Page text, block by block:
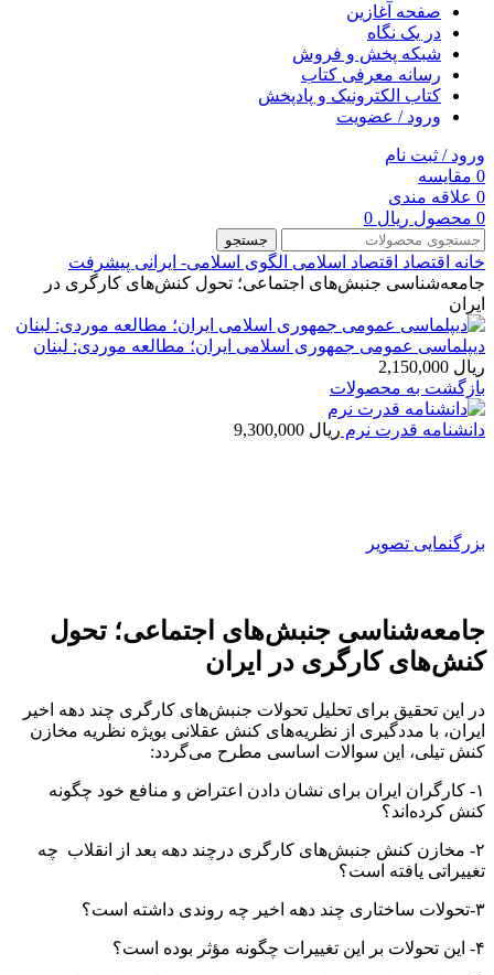
صفحه آغازین
در یک نگاه
شبکه پخش و فروش
رسانه معرفی کتاب
کتاب الکترونیک و پادپخش
ورود / عضویت
ورود / ثبت نام
0 مقایسه
0 علاقه مندی
0 محصول ریال
جستجو
خانه اقتصاد اقتصاد اسلامی الگوی اسلامی- ایرانی پیشرفت
جامعه‌شناسی جنبش‌های اجتماعی؛ تحول کنش‌های کارگری در
ایران
دیپلماسی عمومی جمهوری اسلامی ایران؛ مطالعه موردی: لبنان
ریال
بازگشت به محصولات
دانشنامه قدرت نرم ریال
بزرگنمایی تصویر
جامعه‌شناسی جنبش‌های اجتماعی؛ تحول
کنش‌های کارگری در ایران
در این تحقیق برای ‌تحلیل تحولات جنبش‌های کارگری‌ چند دهه اخیر
ایران، با مدد‌گیری از نظریه‌های کنش عقلانی بویژه نظریه مخازن
کنش تیلی، این سوالات اساسی مطرح می‌گردد:
۱- کارگران ایران برای نشان دادن اعتراض و منافع خود چگونه
کنش کرده‌اند؟
۲- ‌مخازن کنش جنبش‌های کارگری درچند دهه بعد از انقلاب چه
تغییراتی یافته است؟
۳-تحولات ساختاری چند دهه اخیر چه روندی داشته است؟
۴- این تحولات بر این تغییرات چگونه مؤثر بوده است؟